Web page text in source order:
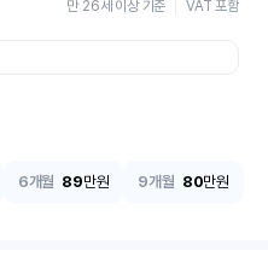
만 26세 이상 기준 VAT 포함
6개월 89만원 9개월 80만원